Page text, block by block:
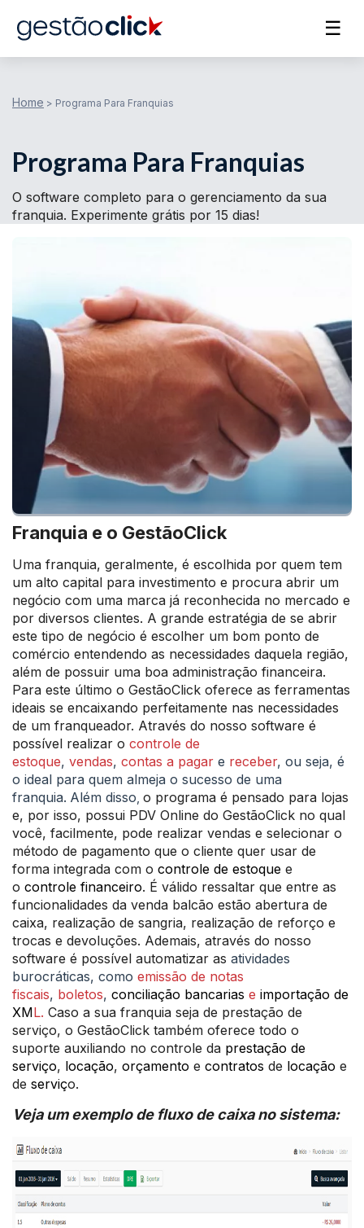
☰
Home > Programa Para Franquias
Programa Para Franquias
O software completo para o gerenciamento da sua
franquia. Experimente grátis por 15 dias!
Franquia e o GestãoClick
Uma franquia, geralmente, é escolhida por quem tem
um alto capital para investimento e procura abrir um
negócio com uma marca já reconhecida no mercado e
por diversos clientes. A grande estratégia de se abrir
este tipo de negócio é escolher um bom ponto de
comércio entendendo as necessidades daquela região,
além de possuir uma boa administração financeira.
Para este último o GestãoClick oferece as ferramentas
ideais se encaixando perfeitamente nas necessidades
de um franqueador. Através do nosso software é
possível realizar o controle de
estoque, vendas, contas a pagar e receber, ou seja, é
o ideal para quem almeja o sucesso de uma
franquia. Além disso, o programa é pensado para lojas
e, por isso, possui PDV Online do GestãoClick no qual
você, facilmente, pode realizar vendas e selecionar o
método de pagamento que o cliente quer usar de
forma integrada com o controle de estoque e
o controle financeiro. É válido ressaltar que entre as
funcionalidades da venda balcão estão abertura de
caixa, realização de sangria, realização de reforço e
trocas e devoluções. Ademais, através do nosso
software é possível automatizar as atividades
burocráticas, como emissão de notas
fiscais, boletos, conciliação bancarias e importação de
XML. Caso a sua franquia seja de prestação de
serviço, o GestãoClick também oferece todo o
suporte auxiliando no controle da prestação de
serviço, locação, orçamento e contratos de locação e
de serviço.
Veja um exemplo de fluxo de caixa no sistema: